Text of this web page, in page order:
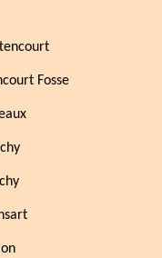
Fosse